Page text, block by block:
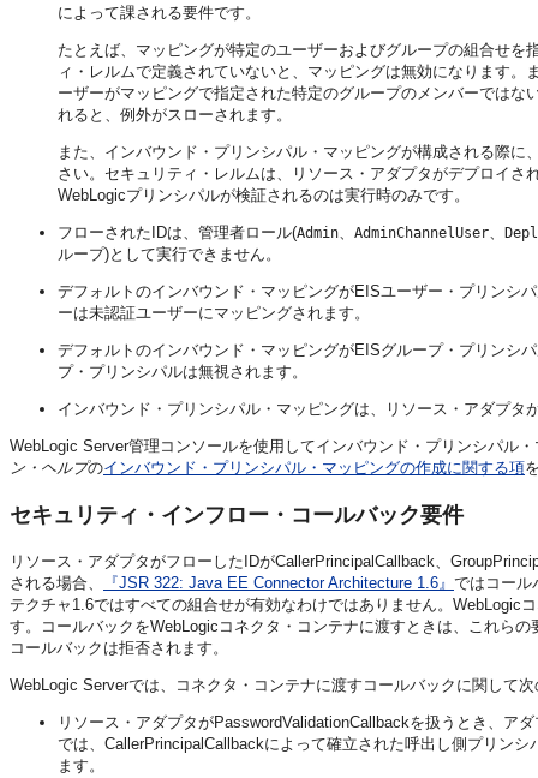
によって課される要件です。
たとえば、マッピングが特定のユーザーおよびグループの組合せ
ィ・レルムで定義されていないと、マッピングは無効になります
ーザーがマッピングで指定された特定のグループのメンバーでは
れると、例外がスローされます。
また、インバウンド・プリンシパル・マッピングが構成される際
さい。セキュリティ・レルムは、リソース・アダプタがデプロイ
WebLogicプリンシパルが検証されるのは実行時のみです。
フローされたIDは、管理者ロール(Admin AdminChannelUser
ループ)として実行できません。
デフォルトのインバウンド・マッピングがEISユーザー・プリンシ
ーは未認証ユーザーにマッピングされます。
デフォルトのインバウンド・マッピングがEISグループ・プリンシ
プ・プリンシパルは無視されます。
インバウンド・プリンシパル・マッピングは、リソース・アダプタ
WebLogic Server管理コンソールを使用してインバウンド・プリンシパル
ン・ヘルプのインバウンド・プリンシパル・マッピングの作成に関する項
セキュリティ・インフロー・コールバック要件
リソース・アダプタがフローしたIDがCallerPrincipalCallback、
される場合、
『JSR 322: Java EE Connector Architecture 1.6』 ではコール
テクチャ1.6ではすべての組合せが有効なわけではありません。WebLogic
す。コールバックをWebLogicコネクタ・コンテナに渡すときは、これら
コールバックは拒否されます。
WebLogic Serverでは、コネクタ・コンテナに渡すコールバックに関して
リソース・アダプタがPasswordValidationCallbackを扱うとき、ア
では、CallerPrincipalCallbackによって確立された呼出し側プリン
ます。